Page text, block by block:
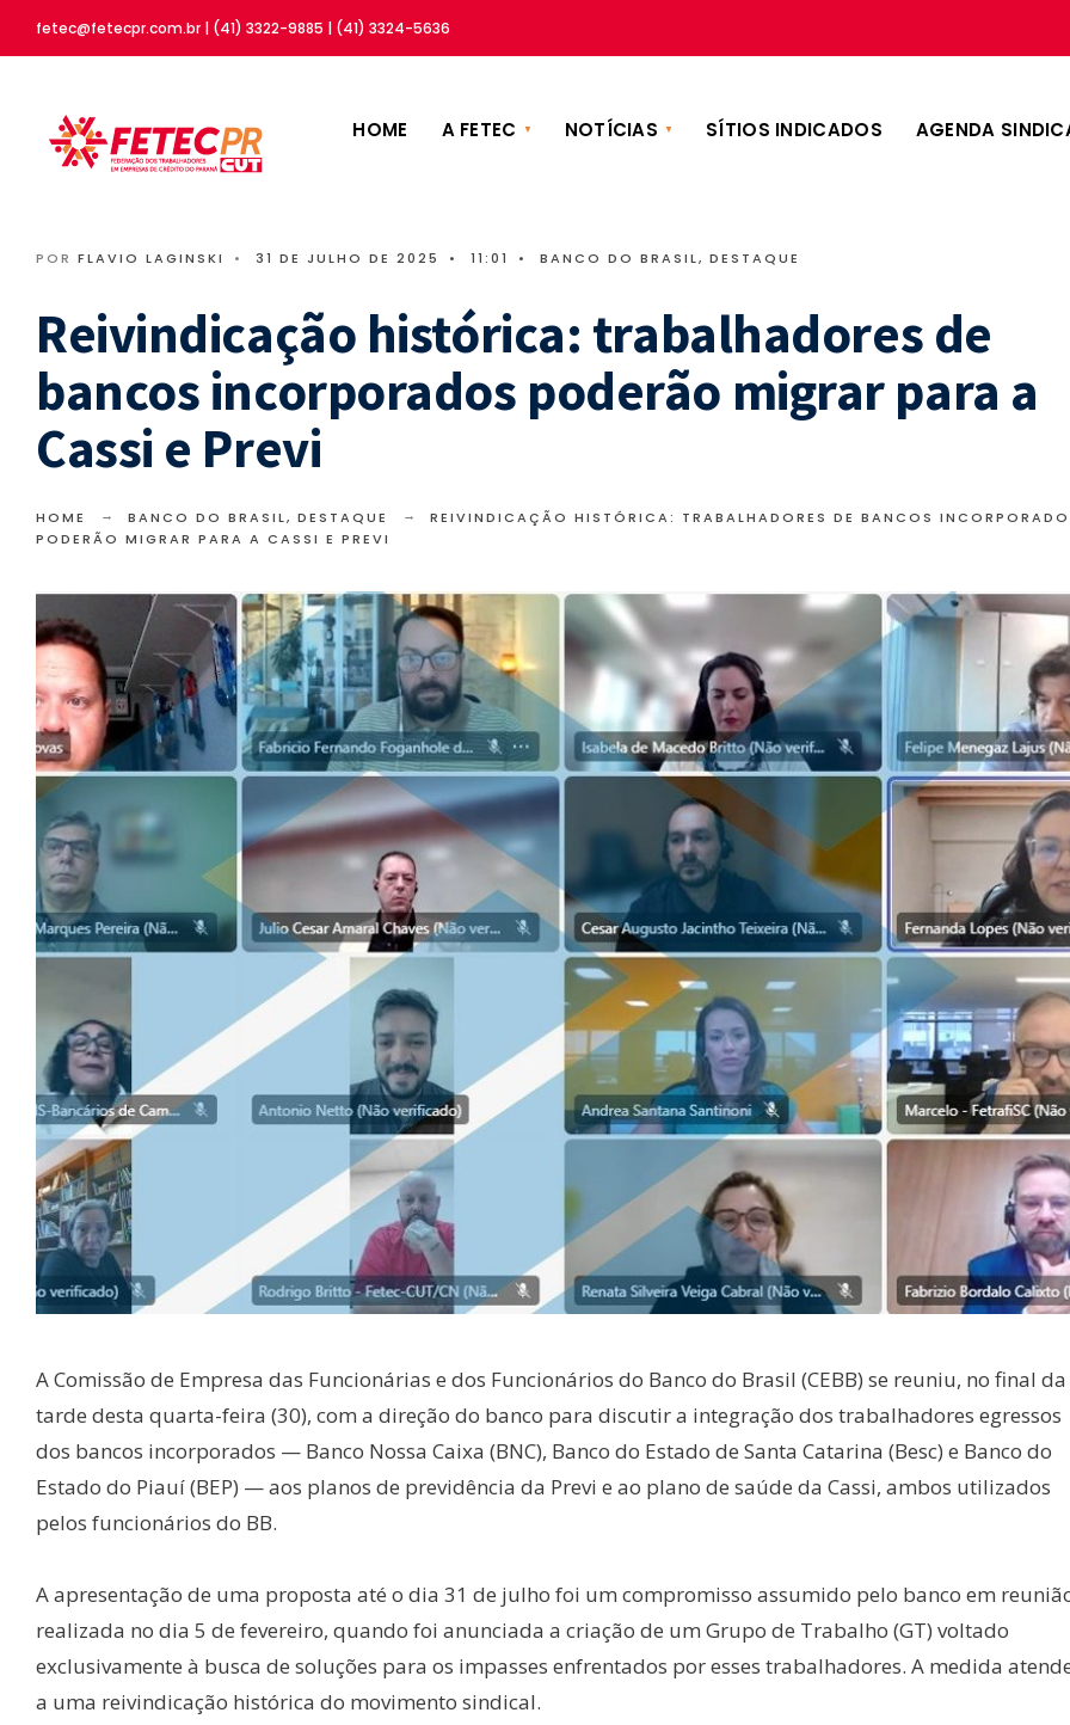
fetec@fetecpr.com.br | (41) 3322-9885 | (41) 3324-5636
HOME A FETEC NOTÍCIAS SÍTIOS INDICADOS AGENDA
POR FLAVIO LAGINSKI • 31 DE JULHO DE 2025 • 11:01 • BANCO DO BRASIL, DESTAQUE
Reivindicação histórica: trabalhadores de
bancos incorporados poderão migrar para a
Cassi e Previ
HOME BANCO DO BRASIL, DESTAQUE
REIVINDICAÇÃO HISTÓRICA: TRABALHADORES DE BANCOS
PODERÃO MIGRAR PARA A CASSI E PREVI
A Comissão de Empresa das Funcionárias e dos Funcionários do Banco do Brasil (CEBB) se reuniu, no final da
tarde desta quarta-feira (30), com a direção do banco para discutir a integração dos trabalhadores egressos
dos bancos incorporados — Banco Nossa Caixa (BNC), Banco do Estado de Santa Catarina (Besc) e Banco do
Estado do Piauí (BEP) — aos planos de previdência da Previ e ao plano de saúde da Cassi, ambos utilizados
pelos funcionários do BB.
A apresentação de uma proposta até o dia 31 de julho foi um compromisso assumido pelo banco em
realizada no dia 5 de fevereiro, quando foi anunciada a criação de um Grupo de Trabalho (GT) voltado
exclusivamente à busca de soluções para os impasses enfrentados por esses trabalhadores. A medida
a uma reivindicação histórica do movimento sindical.